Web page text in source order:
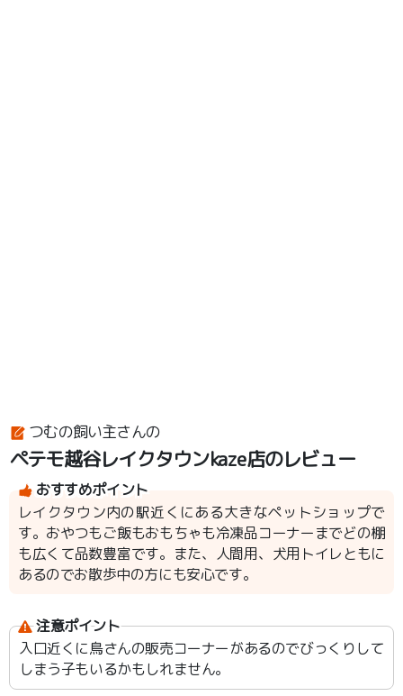
つむの飼い主さんの
ペテモ越谷レイクタウンkaze店のレビュー
おすすめポイント
レイクタウン内の駅近くにある大きなペットショップで
す。おやつもご飯もおもちゃも冷凍品コーナーまでどの棚
も広くて品数豊富です。また、人間用、犬用トイレともに
あるのでお散歩中の方にも安心です。
注意ポイント
入口近くに鳥さんの販売コーナーがあるのでびっくりして
しまう子もいるかもしれません。